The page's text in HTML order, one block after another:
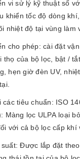
vi sử lý kỹ thuật số
khiển tốc độ dòng
nhiệt độ tại vùng làm
cho phép: cài đặt
thọ của bộ lọc, bật /
hẹn giờ đèn UV,
các tiêu chuẩn: ISO
Màng lọc ULPA loại
với cả bộ lọc cấp khí
Được lắp đặt